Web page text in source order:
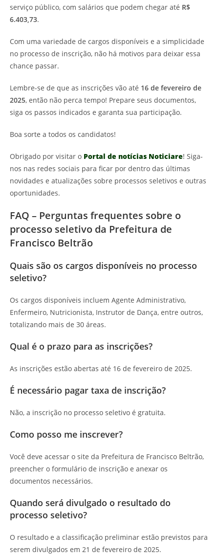
serviço público, com salários que podem chegar até R$
6.403,73.
Com uma variedade de cargos disponíveis e a simplicidade
no processo de inscrição, não há motivos para deixar essa
chance passar.
Lembre-se de que as inscrições vão até 16 de fevereiro de
2025, então não perca tempo! Prepare seus documentos,
siga os passos indicados e garanta sua participação.
Boa sorte a todos os candidatos!
Obrigado por visitar o Portal de notícias Noticiare! Siga-
nos nas redes sociais para ficar por dentro das últimas
novidades e atualizações sobre processos seletivos e outras
oportunidades.
FAQ – Perguntas frequentes sobre o
processo seletivo da Prefeitura de
Francisco Beltrão
Quais são os cargos disponíveis no processo
seletivo?
Os cargos disponíveis incluem Agente Administrativo,
Enfermeiro, Nutricionista, Instrutor de Dança, entre outros,
totalizando mais de 30 áreas.
Qual é o prazo para as inscrições?
As inscrições estão abertas até 16 de fevereiro de 2025.
É necessário pagar taxa de inscrição?
Não, a inscrição no processo seletivo é gratuita.
Como posso me inscrever?
Você deve acessar o site da Prefeitura de Francisco Beltrão,
preencher o formulário de inscrição e anexar os
documentos necessários.
Quando será divulgado o resultado do
processo seletivo?
O resultado e a classificação preliminar estão previstos para
serem divulgados em 21 de fevereiro de 2025.